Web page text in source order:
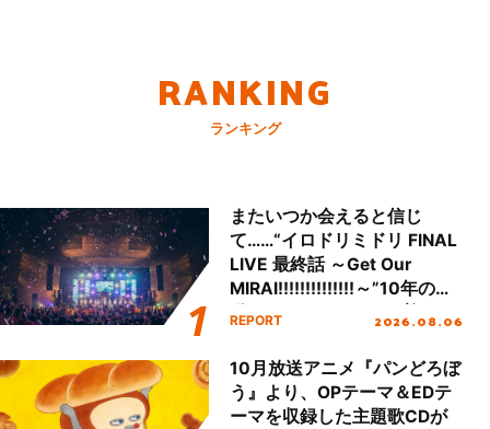
RANKING
ランキング
またいつか会えると信じ
て……“イロドリミドリ FINAL
LIVE 最終話 ～Get Our
MIRAI!!!!!!!!!!!!!!～”10年の活
動を経てファイナルを迎える
REPORT 2026.08.06
10月放送アニメ『パンどろぼ
う』より、OPテーマ＆EDテ
ーマを収録した主題歌CDが